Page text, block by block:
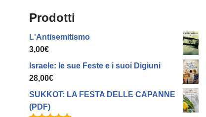
Prodotti
L'Antisemitismo
3,00€
Israele: le sue Feste e i suoi Digiuni
28,00€
SUKKOT: LA FESTA DELLE CAPANNE
(PDF)